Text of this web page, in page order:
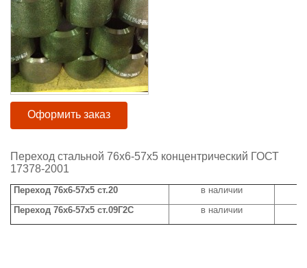
Оформить заказ
Переход стальной 76х6-57х5 концентрический ГОСТ
17378-2001
Переход 76х6-57х5 ст.20 в наличии
Переход 76х6-57х5 ст.09Г2С
в наличии